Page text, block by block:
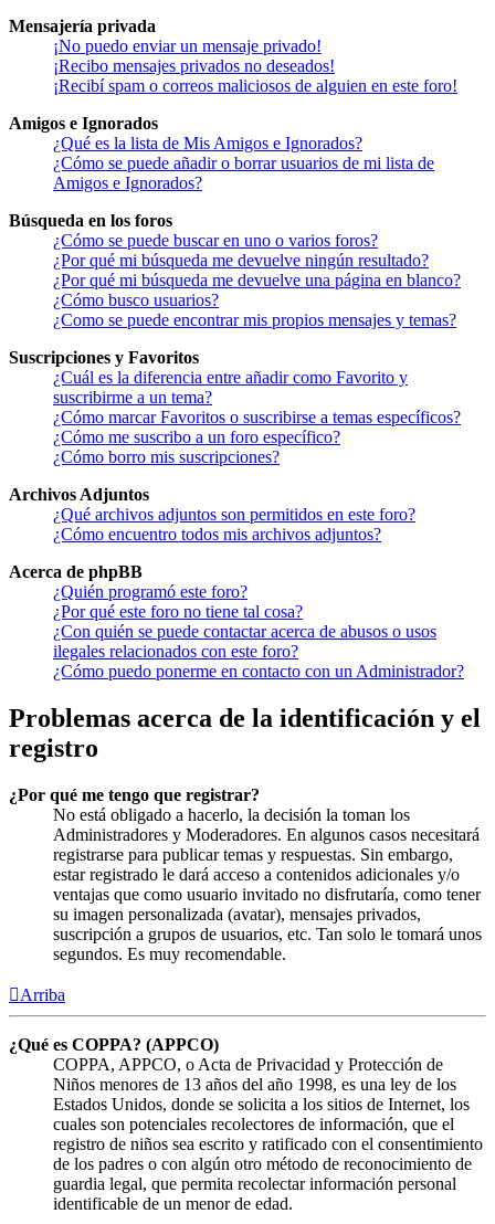
Mensajería privada
¡No puedo enviar un mensaje privado!
¡Recibo mensajes privados no deseados!
¡Recibí spam o correos maliciosos de alguien en este foro!
Amigos e Ignorados
¿Qué es la lista de Mis Amigos e Ignorados?
¿Cómo se puede añadir o borrar usuarios de mi lista de
Amigos e Ignorados?
Búsqueda en los foros
¿Cómo se puede buscar en uno o varios foros?
¿Por qué mi búsqueda me devuelve ningún resultado?
¿Por qué mi búsqueda me devuelve una página en blanco?
¿Cómo busco usuarios?
¿Como se puede encontrar mis propios mensajes y temas?
Suscripciones y Favoritos
¿Cuál es la diferencia entre añadir como Favorito y
suscribirme a un tema?
¿Cómo marcar Favoritos o suscribirse a temas específicos?
¿Cómo me suscribo a un foro específico?
¿Cómo borro mis suscripciones?
Archivos Adjuntos
¿Qué archivos adjuntos son permitidos en este foro?
¿Cómo encuentro todos mis archivos adjuntos?
Acerca de phpBB
¿Quién programó este foro?
¿Por qué este foro no tiene tal cosa?
¿Con quién se puede contactar acerca de abusos o usos
ilegales relacionados con este foro?
¿Cómo puedo ponerme en contacto con un Administrador?
Problemas acerca de la identificación y el
registro
¿Por qué me tengo que registrar?
No está obligado a hacerlo, la decisión la toman los
Administradores y Moderadores. En algunos casos necesitará
registrarse para publicar temas y respuestas. Sin embargo,
estar registrado le dará acceso a contenidos adicionales y/o
ventajas que como usuario invitado no disfrutaría, como tener
su imagen personalizada (avatar), mensajes privados,
suscripción a grupos de usuarios, etc. Tan solo le tomará unos
segundos. Es muy recomendable.
Arriba
¿Qué es COPPA? (APPCO)
COPPA, APPCO, o Acta de Privacidad y Protección de
Niños menores de 13 años del año 1998, es una ley de los
Estados Unidos, donde se solicita a los sitios de Internet, los
cuales son potenciales recolectores de información, que el
registro de niños sea escrito y ratificado con el consentimiento
de los padres o con algún otro método de reconocimiento de
guardia legal, que permita recolectar información personal
identificable de un menor de edad.